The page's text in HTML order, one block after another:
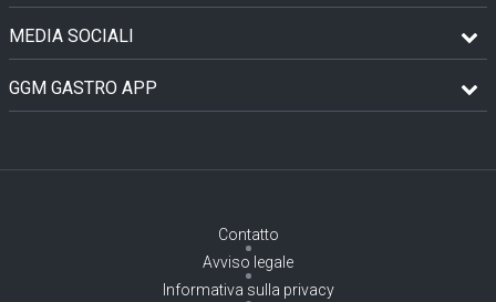
MEDIA SOCIALI
GGM GASTRO APP
Contatto
Avviso legale
Informativa sulla privacy